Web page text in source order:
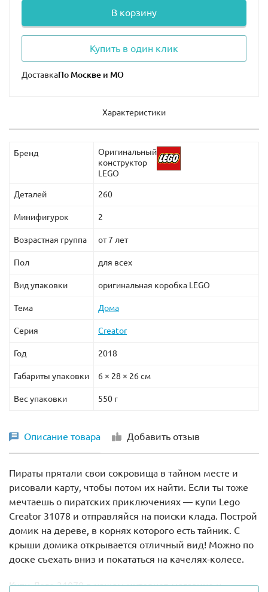
В корзину
Купить в один клик
Доставка
Характеристики
Бренд
Оригинальный
конструктор
LEGO
Деталей 260
Минифигурок 2
Возрастная группа от 7 лет
Пол для всех
Вид упаковки оригинальная коробка LEGO
Тема Дома
Серия Creator
Год 2018
Габариты упаковки 6 × 28 × 26 см
Вес упаковки 550 г
Описание товара Добавить отзыв
Пираты прятали свои сокровища в тайном месте и
рисовали карту, чтобы потом их найти. Если ты тоже
мечтаешь о пиратских приключениях — купи Lego
Creator 31078 и отправляйся на поиски клада. Построй
домик на дереве, в корнях которого есть тайник. С
крыши домика открывается отличный вид! Можно по
доске съехать вниз и покататься на качелях-колесе.
Купи Лего 31078 в нашем интернет-магазине и